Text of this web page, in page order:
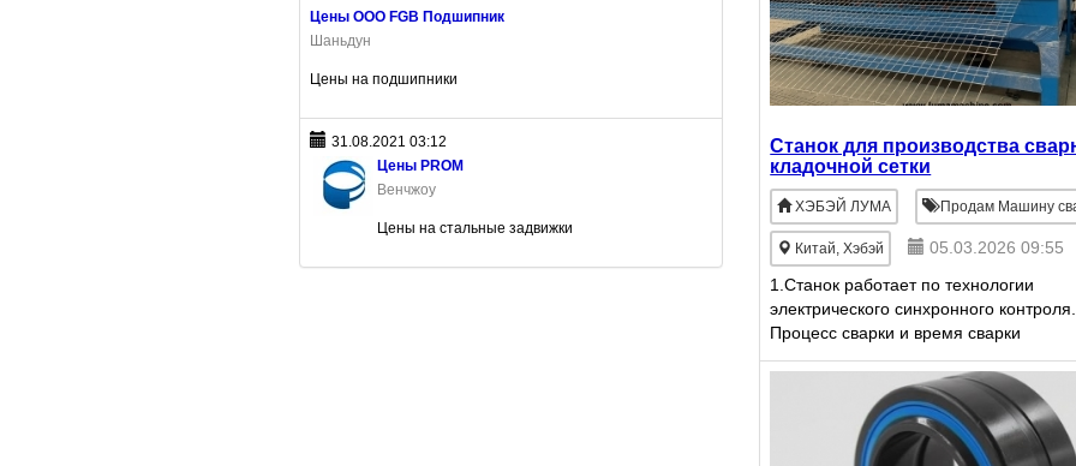
Цены ООО FGB Подшипник
Шаньдун
Цены на подшипники
31.08.2021 03:12
Цены PROM
Венчжоу
Цены на стальные задвижки
Станок для производства
кладочной сетки
ХЭБЭЙ ЛУМА Продам Машину
Китай, Хэбэй
05.03.2026 09:55
1.Станок работает по технологии
электрического синхронного контроля.
Процесс сварки и время сварки
контролируются цифровой
электрической схемой. Процесс сварки
протекает стабильно и с в